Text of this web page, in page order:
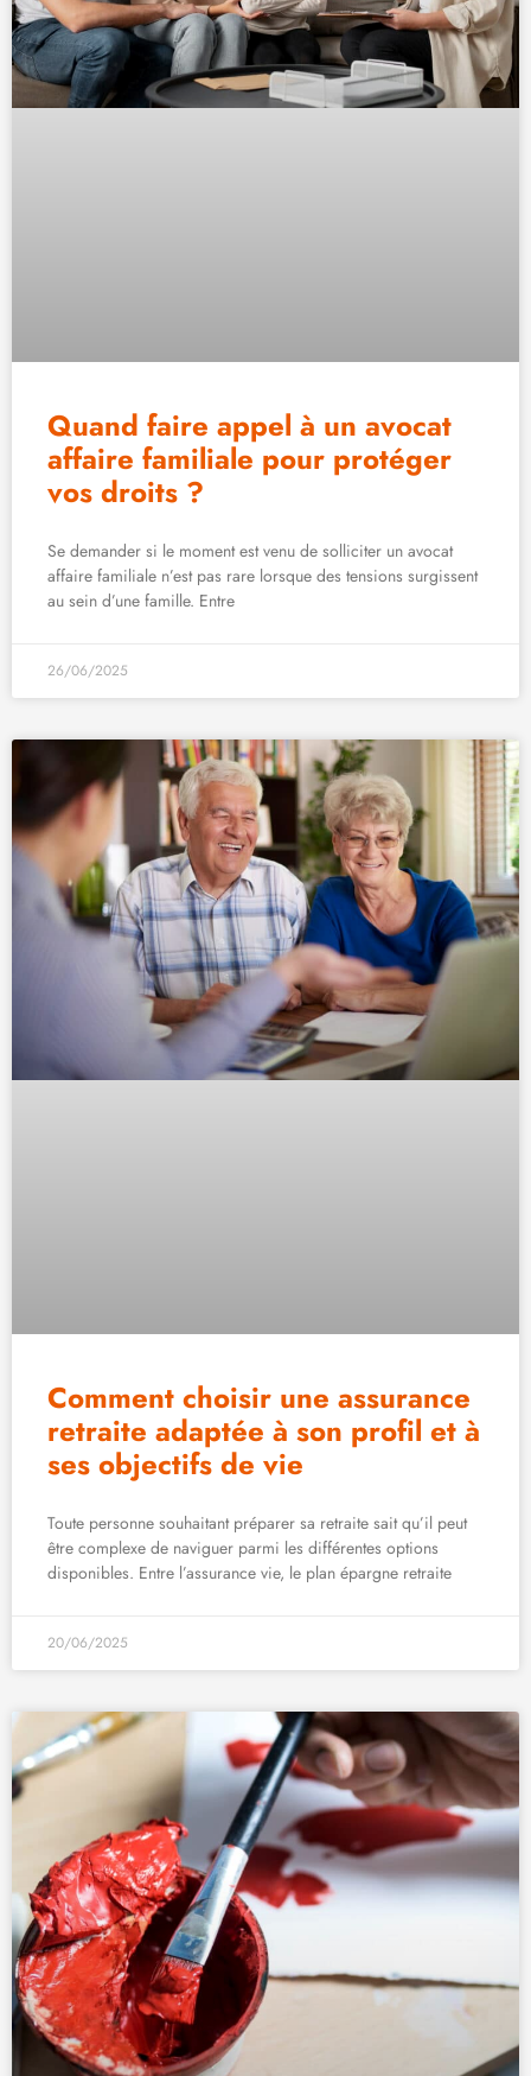
Quand faire appel à un avocat
affaire familiale pour protéger
vos droits ?
Se demander si le moment est venu de solliciter un avocat
affaire familiale n’est pas rare lorsque des tensions surgissent
au sein d’une famille. Entre
26/06/2025
Comment choisir une assurance
retraite adaptée à son profil et à
ses objectifs de vie
Toute personne souhaitant préparer sa retraite sait qu’il peut
être complexe de naviguer parmi les différentes options
disponibles. Entre l’assurance vie, le plan épargne retraite
20/06/2025